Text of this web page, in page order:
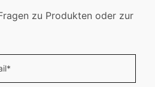
zu Produkten oder zur
*